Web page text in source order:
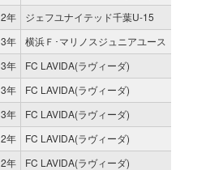
2年 ジェフユナイテッド千葉U-15
3年 横浜Ｆ･マリノスジュニアユース
3年 FC LAVIDA(ラヴィーダ)
3年 FC LAVIDA(ラヴィーダ)
3年 FC LAVIDA(ラヴィーダ)
2年 FC LAVIDA(ラヴィーダ)
2年 FC LAVIDA(ラヴィーダ)